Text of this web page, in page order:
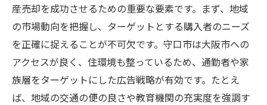
産売却を成功させるための重要な要素です。まず、地域
の市場動向を把握し、ターゲットとする購入者のニーズ
を正確に捉えることが不可欠です。守口市は大阪市への
アクセスが良く、住環境も整っているため、通勤者や家
族層をターゲットにした広告戦略が有効です。たとえ
ば、地域の交通の便の良さや教育機関の充実度を強調す